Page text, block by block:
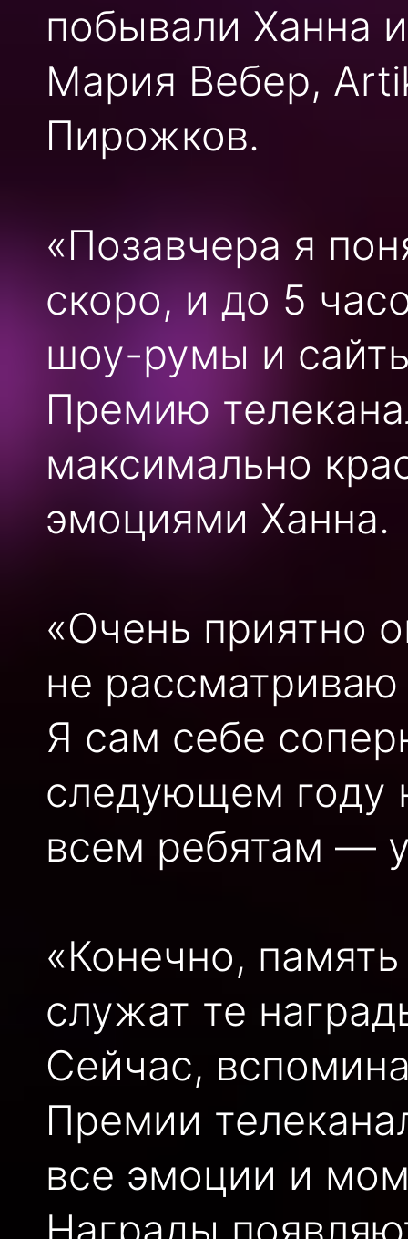
побывали Ханна
Мария Вебер,
Пирожков.
«Позавчера я
скоро, и до 5
шоу-румы и
Премию
максимально
эмоциями Ханна.
«Очень приятно
не рассматриваю
Я сам себе
следующем году
всем ребятам —
«Конечно,
служат те
Сейчас,
Премии
все эмоции и